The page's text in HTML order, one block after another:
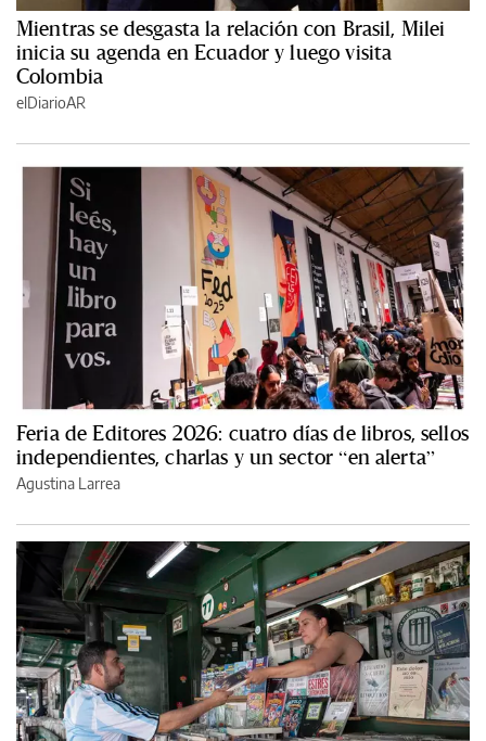
Mientras se desgasta la relación con Brasil, Milei
inicia su agenda en Ecuador y luego visita
Colombia
elDiarioAR
Feria de Editores 2026: cuatro días de libros, sellos
independientes, charlas y un sector “en alerta”
Agustina Larrea